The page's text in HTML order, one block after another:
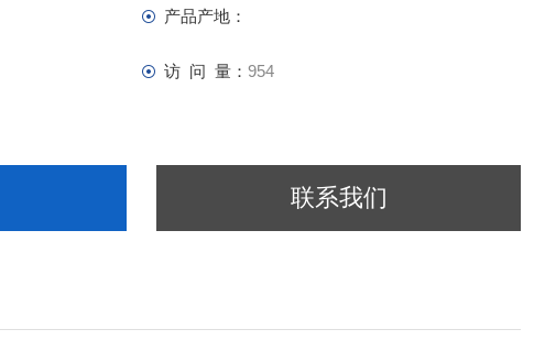
产品产地：
访 问 量： 954
联系我们